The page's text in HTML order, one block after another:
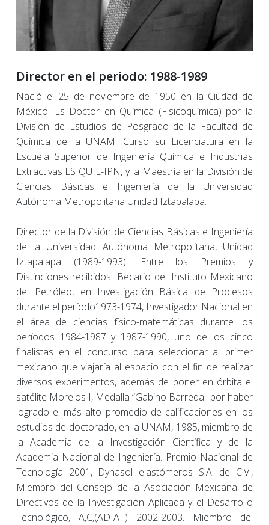
Director en el periodo: 1988-1989
Nació el 25 de noviembre de 1950 en la Ciudad de
México. Es Doctor en Química (Fisicoquímica) por la
División de Estudios de Posgrado de la Facultad de
Química de la UNAM. Curso su Licenciatura en la
Escuela Superior de Ingeniería Química e Industrias
Extractivas ESIQUIE-IPN, y la Maestría en la División de
Ciencias Básicas e Ingeniería de la Universidad
Autónoma Metropolitana Unidad Iztapalapa.
Director de la División de Ciencias Básicas e Ingeniería
de la Universidad Autónoma Metropolitana, Unidad
Iztapalapa (1989-1993). Entre los Premios y
Distinciones recibidos: Becario del Instituto Mexicano
del Petróleo, en Investigación Básica de Procesos
durante el período1973-1974, Investigador Nacional en
el área de ciencias físico-matemáticas durante los
períodos 1984-1987 y 1987-1990, uno de los cinco
finalistas en el concurso para seleccionar al primer
mexicano que viajaría al espacio con el fin de realizar
diversos experimentos, además de poner en órbita el
satélite Morelos I, Medalla “Gabino Barreda" por haber
logrado el más alto promedio de calificaciones en los
estudios de doctorado, en la UNAM, 1985, miembro de
la Academia de la Investigación Científica y de la
Academia Nacional de Ingeniería. Premio Nacional de
Tecnología 2001, Dynasol elastómeros S.A. de C.V.,
Miembro del Consejo de la Asociación Mexicana de
Directivos de la Investigación Aplicada y el Desarrollo
Tecnológico, A,C,(ADIAT) 2002-2003. Miembro del